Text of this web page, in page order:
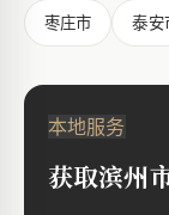
枣庄市 泰安
本地服务
获取滨州